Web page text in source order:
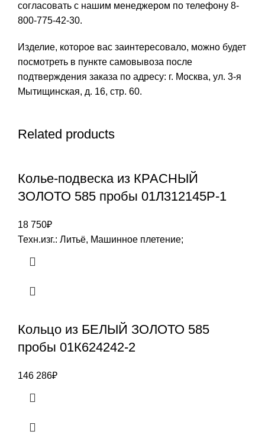
согласовать с нашим менеджером по телефону 8-
800-775-42-30.
Изделие, которое вас заинтересовало, можно будет
посмотреть в пункте самовывоза после
подтверждения заказа по адресу: г. Москва, ул. 3-я
Мытищинская, д. 16, стр. 60.
Related products
Колье-подвеска из КРАСНЫЙ
ЗОЛОТО 585 пробы 01Л312145Р-1
18 750₽
Техн.изг.: Литьё, Машинное плетение;
Кольцо из БЕЛЫЙ ЗОЛОТО 585
пробы 01К624242-2
146 286₽